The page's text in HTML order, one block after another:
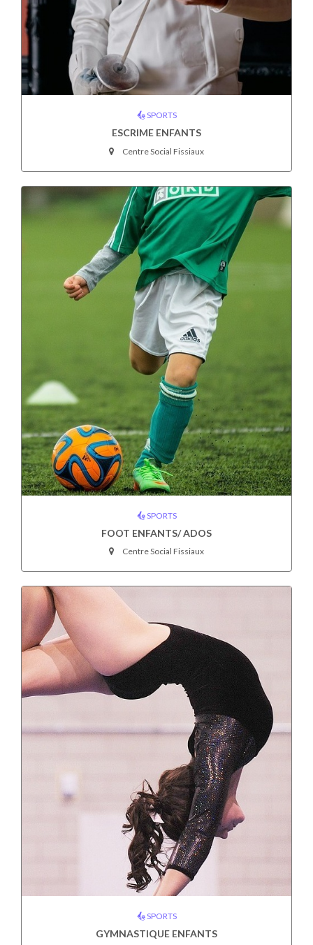
SPORTS
ESCRIME ENFANTS
Centre Social Fissiaux
SPORTS
FOOT ENFANTS/ ADOS
Centre Social Fissiaux
SPORTS
GYMNASTIQUE ENFANTS